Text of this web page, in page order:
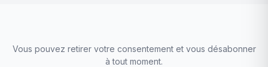
Vous pouvez retirer votre consentement et vous désabonner
à tout moment.